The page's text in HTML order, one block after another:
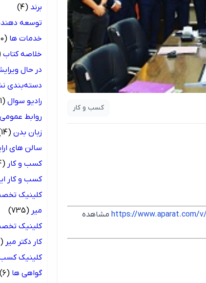
کسب و کار
https://www.aparat.com/ مشاهده
برند (4)
توسعه
خدمات ها (10)
خلاصه کتاب
در حال
دسته‌بندی
رادیو سوال (31)
روابط عمومی
زبان بدن (14)
سالن های
کسب و کار (1,444)
کسب و کار
کلینیک
میر (735)
کلینیک
کار دکتر میر (104)
کلینیک کسب
گواهی ها (6)